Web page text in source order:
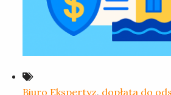
Biuro Ekspertyz, dopłata do